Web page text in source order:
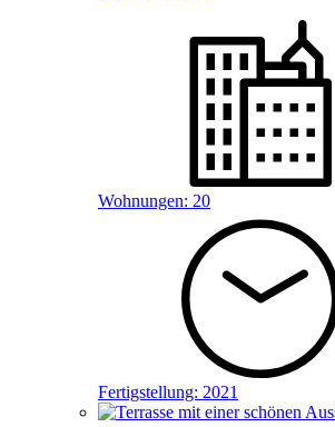
Wohnungen: 20
Fertigstellung: 2021